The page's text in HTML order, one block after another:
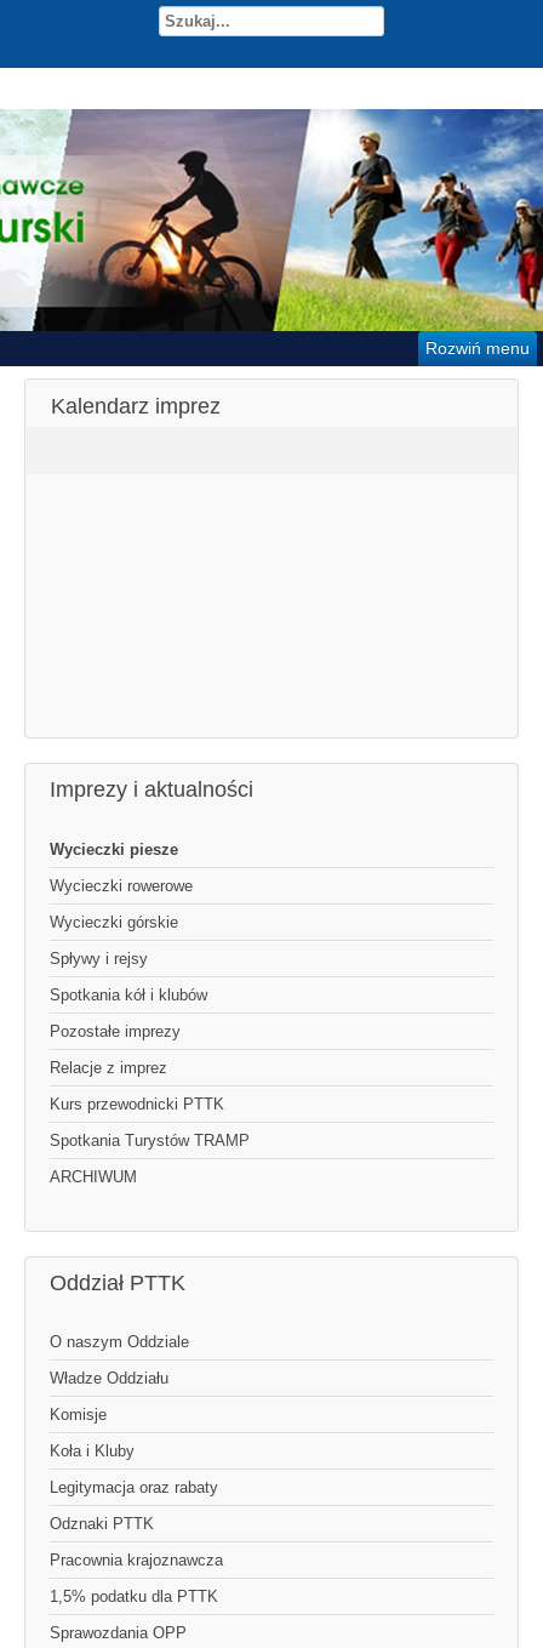
Rozwiń menu
Kalendarz imprez
Imprezy i aktualności
Wycieczki piesze
Wycieczki rowerowe
Wycieczki górskie
Spływy i rejsy
Spotkania kół i klubów
Pozostałe imprezy
Relacje z imprez
Kurs przewodnicki PTTK
Spotkania Turystów TRAMP
ARCHIWUM
Oddział PTTK
O naszym Oddziale
Władze Oddziału
Komisje
Koła i Kluby
Legitymacja oraz rabaty
Odznaki PTTK
Pracownia krajoznawcza
1,5% podatku dla PTTK
Sprawozdania OPP